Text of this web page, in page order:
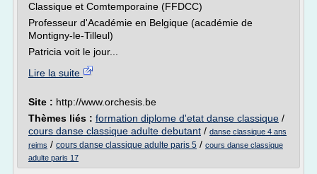
Classique et Comtemporaine (FFDCC)
Professeur d'Académie en Belgique (académie de
Montigny-le-Tilleul)
Patricia voit le jour...
Lire la suite
Site : http://www.orchesis.be
Thèmes liés : formation diplome d'etat danse classique /
cours danse classique adulte debutant / danse classique 4 ans
reims / cours danse classique adulte paris 5 / cours danse classique
adulte paris 17